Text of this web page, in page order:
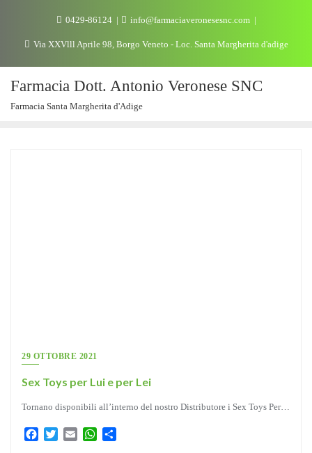
0429-86124 info@farmaciaveronesesnc.com
Via XXVlll Aprile 98, Borgo Veneto - Loc. Santa Margherita d'adige
Farmacia Dott. Antonio Veronese SNC
Farmacia Santa Margherita d'Adige
29 OTTOBRE 2021
Sex Toys per Lui e per Lei
Tornano disponibili all’interno del nostro Distributore i Sex Toys Per…
FacebookTwitterEmail WhatsApp